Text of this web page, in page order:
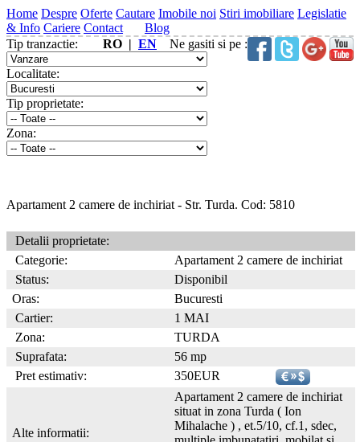
Home Despre Oferte Cautare Imobile noi Stiri imobiliare Legislatie
& Info Cariere Contact
Blog
RO | EN Ne gasiti si pe :
Tip tranzactie:
Localitate:
Tip proprietate:
Zona:
Apartament 2 camere de inchiriat - Str. Turda. Cod: 5810
Detalii proprietate:
Categorie:
Apartament 2 camere de inchiriat
Status:
Disponibil
Oras:
Bucuresti
Cartier:
1 MAI
Zona:
TURDA
Suprafata:
56 mp
Pret estimativ:
350EUR
Alte informatii:
Apartament 2 camere de inchiriat
situat in zona Turda ( Ion
Mihalache ) , et.5/10, cf.1, sdec,